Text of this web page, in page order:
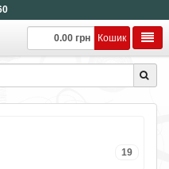
0.00 грн Кошик
19